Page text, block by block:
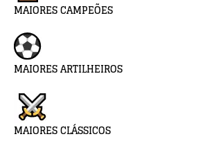
MAIORES CAMPEÕES
MAIORES ARTILHEIROS
MAIORES CLÁSSICOS